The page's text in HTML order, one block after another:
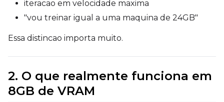
Regularization
Toggle
ToggleContrastive
Contrastive Guidance
iteracao em velocidade maxima
"vou treinar igual a uma maquina de 24GB"
Essa distincao importa muito.
2. O que realmente funciona em
8GB de VRAM